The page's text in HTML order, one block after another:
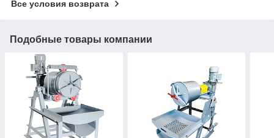
Все условия возврата
Подобные товары компании